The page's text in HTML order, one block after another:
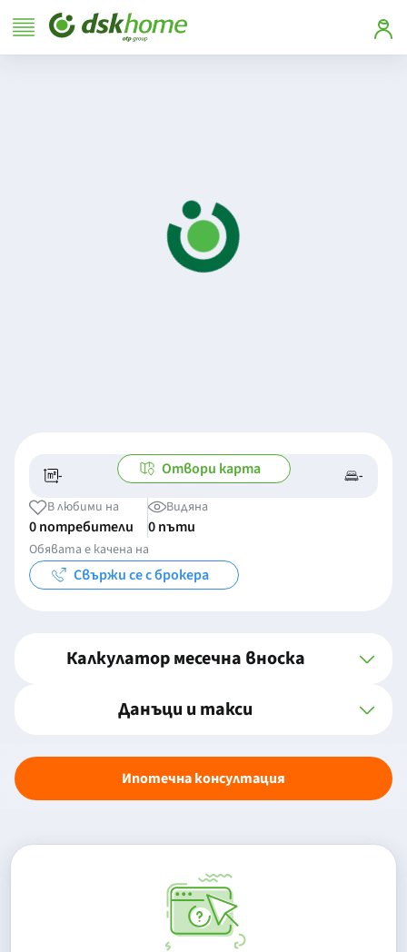
- -/- -
Отвори карта
В любими на
0 потребители
Видяна
0 пъти
Обявата е качена на
Свържи се с брокера
Калкулатор месечна вноска
Данъци и такси
Ипотечна консултация